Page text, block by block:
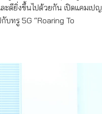
ะดียิ่งขึ้นไปด้วยกัน เปิดแคมเปญ
บทรู 5G “Roaring To